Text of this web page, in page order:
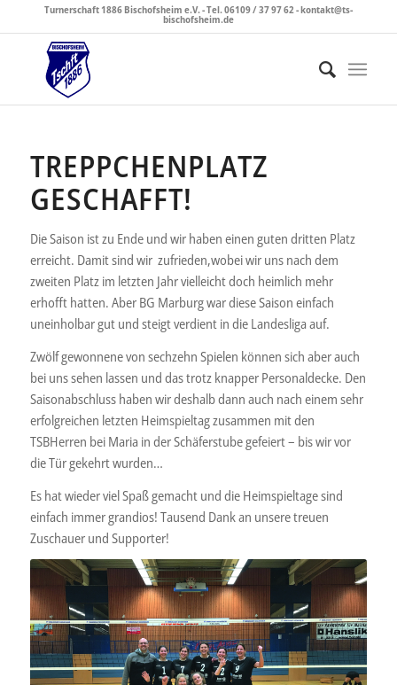
Turnerschaft 1886 Bischofsheim e.V. - Tel. 06109 / 37 97 62 - kontakt@ts-
bischofsheim.de
TREPPCHENPLATZ
GESCHAFFT!
Die Saison ist zu Ende und wir haben einen guten dritten Platz
erreicht. Damit sind wir zufrieden,wobei wir uns nach dem
zweiten Platz im letzten Jahr vielleicht doch heimlich mehr
erhofft hatten. Aber BG Marburg war diese Saison einfach
uneinholbar gut und steigt verdient in die Landesliga auf.
Zwölf gewonnene von sechzehn Spielen können sich aber auch
bei uns sehen lassen und das trotz knapper Personaldecke. Den
Saisonabschluss haben wir deshalb dann auch nach einem sehr
erfolgreichen letzten Heimspieltag zusammen mit den
TSBHerren bei Maria in der Schäferstube gefeiert – bis wir vor
die Tür gekehrt wurden…
Es hat wieder viel Spaß gemacht und die Heimspieltage sind
einfach immer grandios! Tausend Dank an unsere treuen
Zuschauer und Supporter!